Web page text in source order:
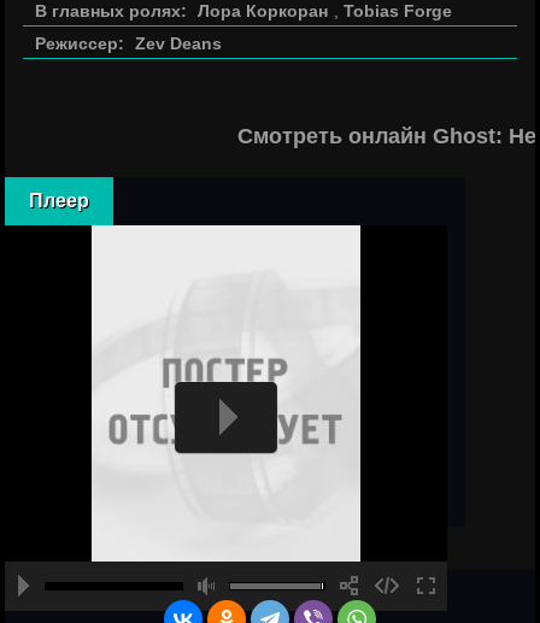
В главных ролях:
Лора Коркоран ,Tobias Forge
Режиссер:
Zev Deans
Смотреть онлайн Ghost:
Плеер